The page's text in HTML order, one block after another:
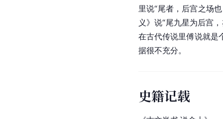
里说“尾者，后宫之场
义》说“尾九星为后宫
在古代传说里傅说就是
据很不充分。
史籍记载